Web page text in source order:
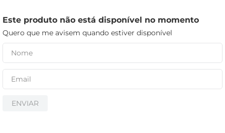
Este produto não está disponível no momento
Quero que me avisem quando estiver disponível
ENVIAR
papel higiênico
cerveja